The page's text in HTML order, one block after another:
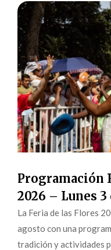
Programación
2026 – Lunes
La Feria de las Flores
agosto con una
tradición y actividades